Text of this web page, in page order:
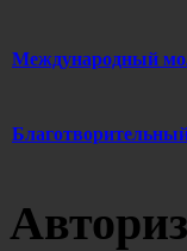
Международный